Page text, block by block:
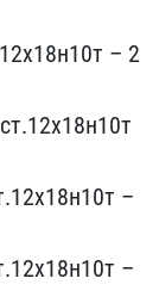
– 2
–
–